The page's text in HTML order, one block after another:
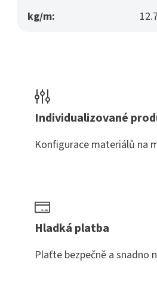
kg/m:
Individualizované
Konfigurace materiálů na
Hladká platba
Plaťte bezpečně a snadno